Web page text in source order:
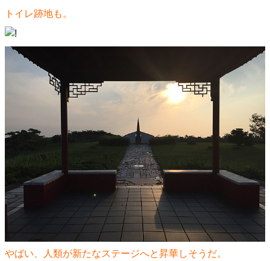
トイレ跡地も。
やばい、人類が新たなステージへと昇華しそうだ。